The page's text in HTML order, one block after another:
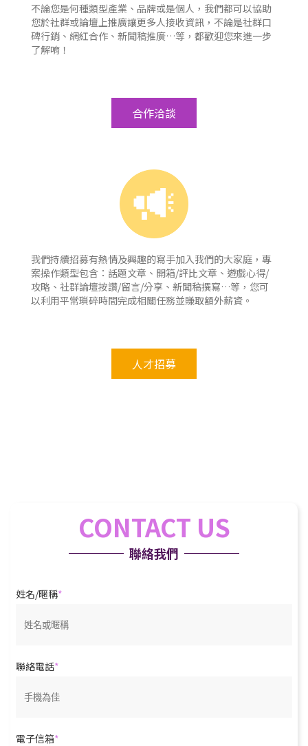
不論您是何種類型產業、品牌或是個人，我們都可以協助
您於社群或論壇上推廣讓更多人接收資訊，不論是社群口
碑行銷、網紅合作、新聞稿推廣…等，都歡迎您來進一步
了解唷！
合作洽談
我們持續招募有熱情及興趣的寫手加入我們的大家庭，專
案操作類型包含：話題文章、開箱/評比文章、遊戲心得/
攻略、社群論壇按讚/留言/分享、新聞稿撰寫…等，您可
以利用平常瑣碎時間完成相關任務並賺取額外薪資。
人才招募
CONTACT US
聯絡我們
姓名/暱稱
聯絡電話
電子信箱